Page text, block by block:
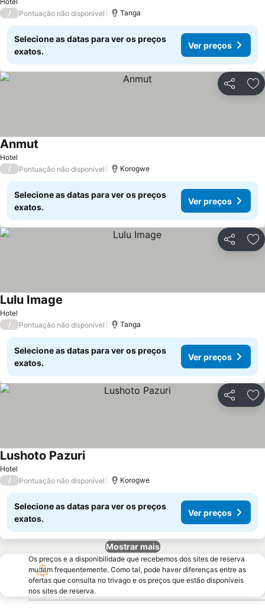
/ Pontuação não disponível Tanga
Selecione as datas para ver os preços
exatos.
Ver preços
Partilhar
Hotel
Anmut
/ Pontuação não disponível Korogwe
Selecione as datas para ver os preços
exatos.
Ver preços
Partilhar
Hotel
Lulu Image
/ Pontuação não disponível Tanga
Selecione as datas para ver os preços
exatos.
Ver preços
Partilhar
Hotel
Lushoto Pazuri
/ Pontuação não disponível Korogwe
Selecione as datas para ver os preços
exatos.
Ver preços
Mostrar mais
Os preços e a disponibilidade que recebemos dos sites de reserva
mudam frequentemente. Como tal, pode haver diferenças entre as
ofertas que consulta no trivago e os preços que estão disponíveis
nos sites de reserva.